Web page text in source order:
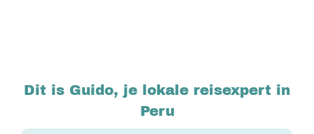
Dit is Guido, je lokale reisexpert in
Peru